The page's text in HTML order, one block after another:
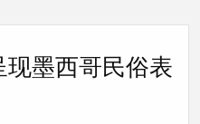
墨西哥民俗表